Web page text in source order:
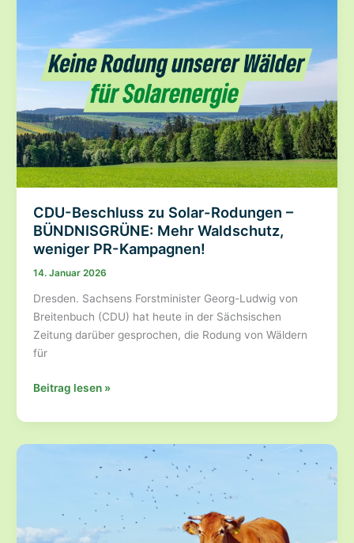
der
Landwirtschaft
CDU-Beschluss zu Solar-Rodungen –
BÜNDNISGRÜNE: Mehr Waldschutz,
weniger PR-Kampagnen!
14. Januar 2026
Dresden. Sachsens Forstminister Georg-Ludwig von
Breitenbuch (CDU) hat heute in der Sächsischen
Zeitung darüber gesprochen, die Rodung von Wäldern
für
CDU-
zu
Solar-
BÜNDNISGRÜNE:
Waldschutz,
Beitrag lesen »